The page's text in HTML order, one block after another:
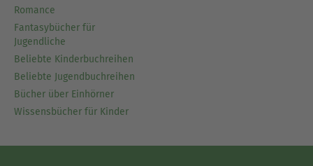
Romance
Fantasybücher für
Jugendliche
Beliebte Kinderbuchreihen
Beliebte Jugendbuchreihen
Bücher über Einhörner
Wissensbücher für Kinder